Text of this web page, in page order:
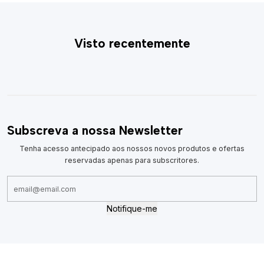
Visto recentemente
Subscreva a nossa Newsletter
Tenha acesso antecipado aos nossos novos produtos e ofertas
reservadas apenas para subscritores.
Notifique-me